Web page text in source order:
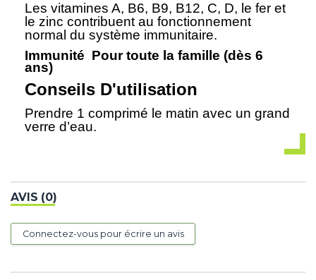
Les vitamines A, B6, B9, B12, C, D, le fer et
le zinc contribuent au fonctionnement
normal du système immunitaire.
Immunité Pour toute la famille (dès 6
ans)
Conseils D'utilisation
Prendre 1 comprimé le matin avec un grand
verre d’eau.
AVIS (0)
Connectez-vous pour écrire un avis